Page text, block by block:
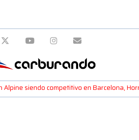
Alpine siendo competitivo en Barcelona,